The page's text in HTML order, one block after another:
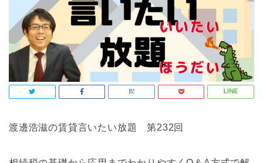
渡邊浩滋の賃貸言いたい放題 第232回